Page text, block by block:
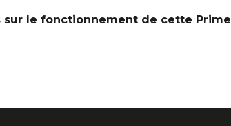
sur le fonctionnement de cette Prime